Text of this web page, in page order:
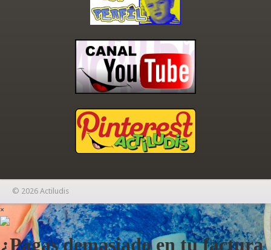
© 2026 Actiludis
×
¿Pagas demasiado en tu factura